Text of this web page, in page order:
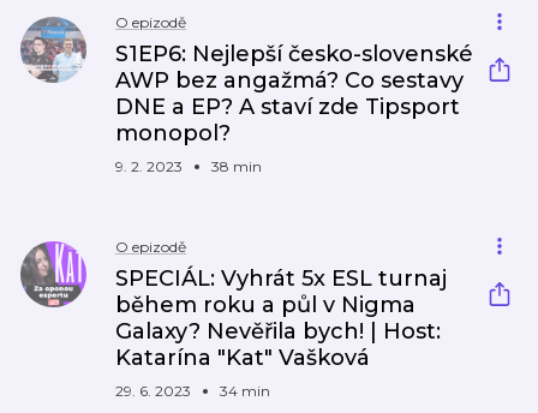
O epizodě
S1EP6: Nejlepší česko-slovenské
AWP bez angažmá? Co sestavy
DNE a EP? A staví zde Tipsport
monopol?
9. 2. 2023 38 min
O epizodě
SPECIÁL: Vyhrát 5x ESL turnaj
během roku a půl v Nigma
Galaxy? Nevěřila bych! | Host:
Katarína "Kat" Vašková
29. 6. 2023 34 min